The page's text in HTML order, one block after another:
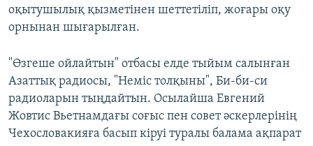
оқытушылық қызметінен шеттетіліп, жоғары оқу
орнынан шығарылған.
"Өзгеше ойлайтын" отбасы елде тыйым салынған
Азаттық радиосы, "Неміс толқыны", Би-би-си
радиоларын тыңдайтын. Осылайша Евгений
Жовтис Вьетнамдағы соғыс пен совет әскерлерінің
Чехословакияға басып кіруі туралы балама ақпарат